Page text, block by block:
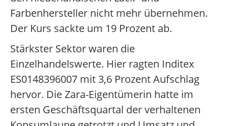
Farbenhersteller nicht mehr übernehmen.
Der Kurs sackte um 19 Prozent ab.
Stärkster Sektor waren die
Einzelhandelswerte. Hier ragten Inditex
ES0148396007 mit 3,6 Prozent Aufschlag
hervor. Die Zara-Eigentümerin hatte im
ersten Geschäftsquartal der verhaltenen